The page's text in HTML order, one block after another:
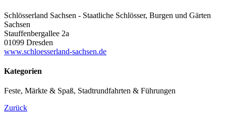
Schlösserland Sachsen - Staatliche Schlösser, Burgen und Gärten
Sachsen
Stauffenbergallee 2a
01099 Dresden
www.schloesserland-sachsen.de
Kategorien
Feste, Märkte & Spaß, Stadtrundfahrten & Führungen
Zurück